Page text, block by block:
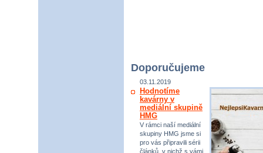
Doporučujeme
03.11.2019
Hodnotíme
kavárny v
mediální skupině
HMG
V rámci naší mediální
skupiny HMG jsme si
pro vás připravili sérii
článků, v nichž s vámi